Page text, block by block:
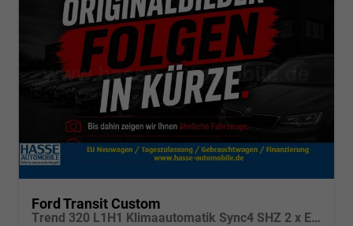
Ford Transit Custom
Trend 320 L1H1 Klimaautomatik Sync4 SHZ 2 x Einparkhilfe Kamera 5JG